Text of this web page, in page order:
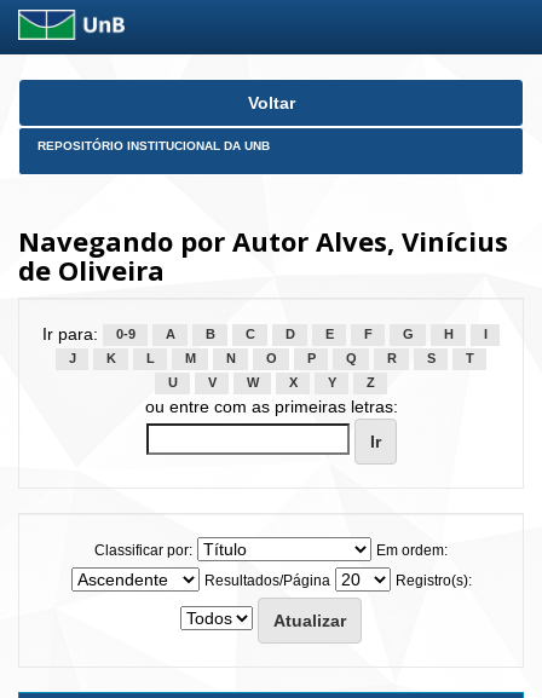
Skip
Voltar
REPOSITÓRIO INSTITUCIONAL DA UNB
Navegando por Autor Alves, Vinícius
de Oliveira
Ir para: 0-9 A B C D E F G H
J
K L M N O P Q R S
T
U
V W X Y Z
ou entre com as primeiras letras:
Classificar por:
Em ordem:
Resultados/Página
Registro(s):